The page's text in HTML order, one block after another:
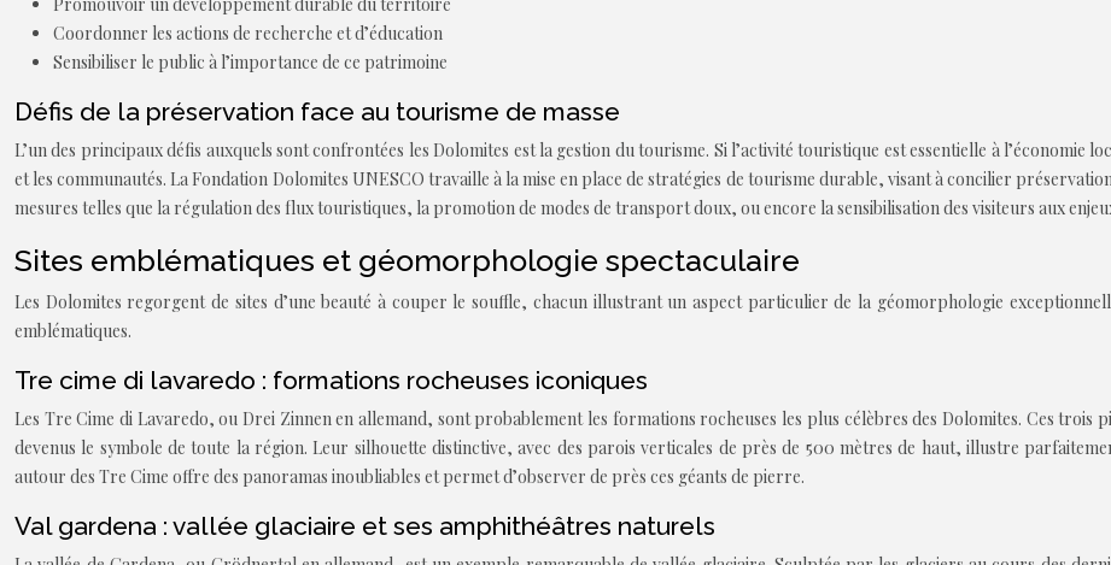
Coordonner les actions de recherche et d’éducation
Sensibiliser le public à l’importance de ce patrimoine
Défis de la préservation face au tourisme de masse
L’un des principaux défis auxquels sont confrontées les Dolomites est la gestion du tourisme. Si l’activité touristique est essentielle à l’économie
et les communautés. La Fondation Dolomites UNESCO travaille à la mise en place de stratégies de tourisme durable, visant à concilier
mesures telles que la régulation des flux touristiques, la promotion de modes de transport doux, ou encore la sensibilisation des visiteurs aux
Sites emblématiques et géomorphologie spectaculaire
Les Dolomites regorgent de sites d’une beauté à couper le souffle, chacun illustrant un aspect particulier de la géomorphologie
emblématiques.
Tre cime di lavaredo : formations rocheuses iconiques
Les Tre Cime di Lavaredo, ou Drei Zinnen en allemand, sont probablement les formations rocheuses les plus célèbres des Dolomites. Ces trois
devenus le symbole de toute la région. Leur silhouette distinctive, avec des parois verticales de près de 500 mètres de haut, illustre
autour des Tre Cime offre des panoramas inoubliables et permet d’observer de près ces géants de pierre.
Val gardena : vallée glaciaire et ses amphithéâtres naturels